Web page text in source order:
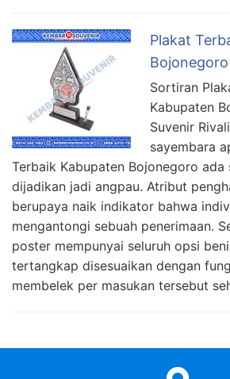
Plakat
Bojonegoro
Sortiran
Kabupaten
Suvenir
sayembara
Terbaik Kabupaten Bojonegoro
dijadikan jadi angpau. Atribut
berupaya naik indikator bahwa
mengantongi sebuah penerimaan.
poster mempunyai seluruh opsi
tertangkap disesuaikan dengan
membelek per masukan tersebut